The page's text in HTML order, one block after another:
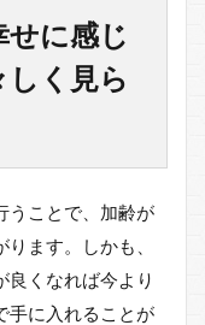
に感じ
く見ら
うことで、加齢が
ます。しかも、
良くなれば今より
手に入れることが